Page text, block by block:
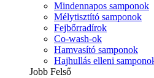
Mindennapos samponok
Mélytisztító samponok
Fejbőrradírok
Co-wash-ok
Hamvasító samponok
Hajhullás elleni
Jobb Felső